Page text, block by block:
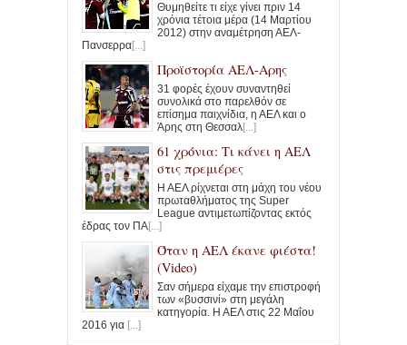
Θυμηθείτε τι είχε γίνει πριν 14
χρόνια τέτοια μέρα (14 Μαρτίου
2012) στην αναμέτρηση ΑΕΛ-
Πανσερρα[...]
Προϊστορία ΑΕΛ-Αρης
31 φορές έχουν συναντηθεί
συνολικά στο παρελθόν σε
επίσημα παιχνίδια, η ΑΕΛ και ο
Άρης στη Θεσσαλ[...]
61 χρόνια: Τι κάνει η ΑΕΛ
στις πρεμιέρες
Η ΑΕΛ ρίχνεται στη μάχη του νέου
πρωταθλήματος της Super
League αντιμετωπίζοντας εκτός
έδρας τον ΠΑ[...]
Όταν η ΑΕΛ έκανε φιέστα!
(Video)
Σαν σήμερα είχαμε την επιστροφή
των «βυσσινί» στη μεγάλη
κατηγορία. Η ΑΕΛ στις 22 Μαΐου
2016 για [...]